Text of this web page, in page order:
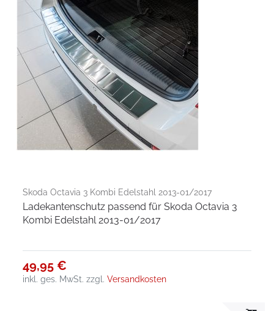
Skoda Octavia 3 Kombi Edelstahl 2013-01/2017
Ladekantenschutz passend für Skoda Octavia 3
Kombi Edelstahl 2013-01/2017
49,95 €
inkl. ges. MwSt. zzgl.Versandkosten